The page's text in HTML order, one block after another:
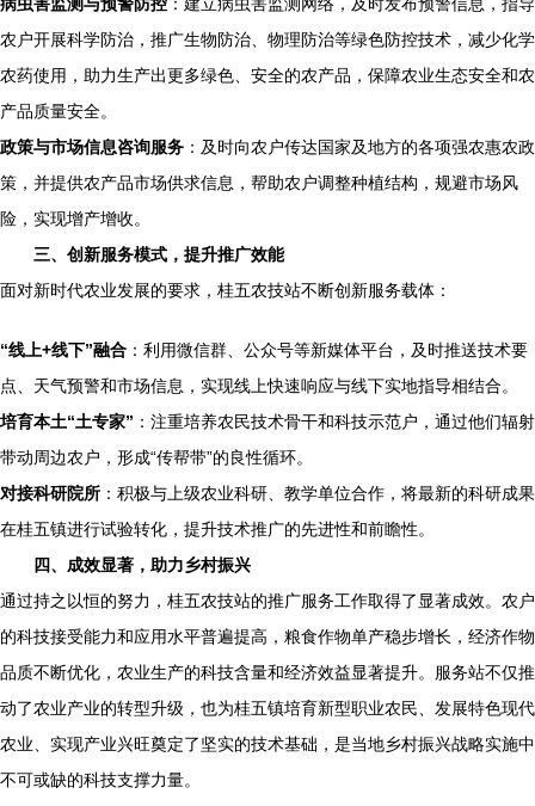
农户开展科学防治，推广生物防治、物理防治等绿色防控技术，减少化学
农药使用，助力生产出更多绿色、安全的农产品，保障农业生态安全和农
产品质量安全。
政策与市场信息咨询服务 ：及时向农户传达国家及地方的各项强农惠农政
策，并提供农产品市场供求信息，帮助农户调整种植结构，规避市场风
险，实现增产增收。
三、创新服务模式，提升推广效能
面对新时代农业发展的要求，桂五农技站不断创新服务载体：
“线上+线下”融合 ：利用微信群、公众号等新媒体平台，及时推送技术要
点、天气预警和市场信息，实现线上快速响应与线下实地指导相结合。
培育本土“土专家” ：注重培养农民技术骨干和科技示范户，通过他们辐射
带动周边农户，形成“传帮带”的良性循环。
对接科研院所 ：积极与上级农业科研、教学单位合作，将最新的科研成果
在桂五镇进行试验转化，提升技术推广的先进性和前瞻性。
四、成效显著，助力乡村振兴
通过持之以恒的努力，桂五农技站的推广服务工作取得了显著成效。农户
的科技接受能力和应用水平普遍提高，粮食作物单产稳步增长，经济作物
品质不断优化，农业生产的科技含量和经济效益显著提升。服务站不仅推
动了农业产业的转型升级，也为桂五镇培育新型职业农民、发展特色现代
农业、实现产业兴旺奠定了坚实的技术基础，是当地乡村振兴战略实施中
不可或缺的科技支撑力量。